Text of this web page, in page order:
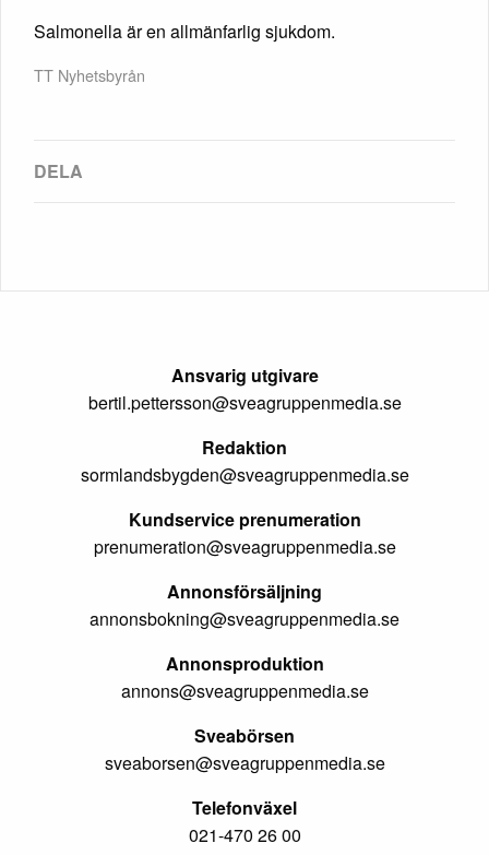
Salmonella är en allmänfarlig sjukdom.
TT Nyhetsbyrån
Ansvarig utgivare
bertil.pettersson@sveagruppenmedia.se
Redaktion
sormlandsbygden@sveagruppenmedia.se
Kundservice prenumeration
prenumeration@sveagruppenmedia.se
Annonsförsäljning
annonsbokning@sveagruppenmedia.se
Annonsproduktion
annons@sveagruppenmedia.se
Sveabörsen
sveaborsen@sveagruppenmedia.se
Telefonväxel
021-470 26 00